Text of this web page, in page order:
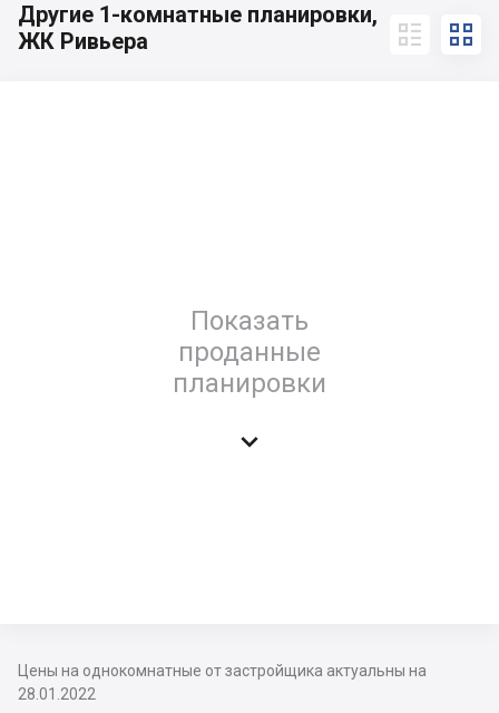
Другие 1-комнатные планировки,
ЖК Ривьера
 
Показать
проданные
планировки

Цены на однокомнатные от застройщика актуальны на
28.01.2022